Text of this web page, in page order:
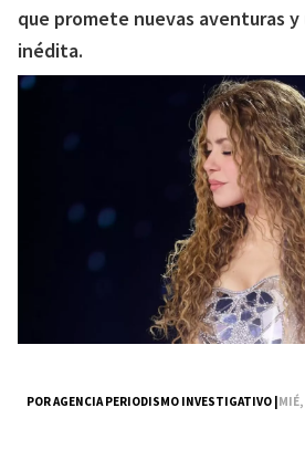
que promete nuevas aventuras
inédita.
POR AGENCIA PERIODISMO INVESTIGATIVO |